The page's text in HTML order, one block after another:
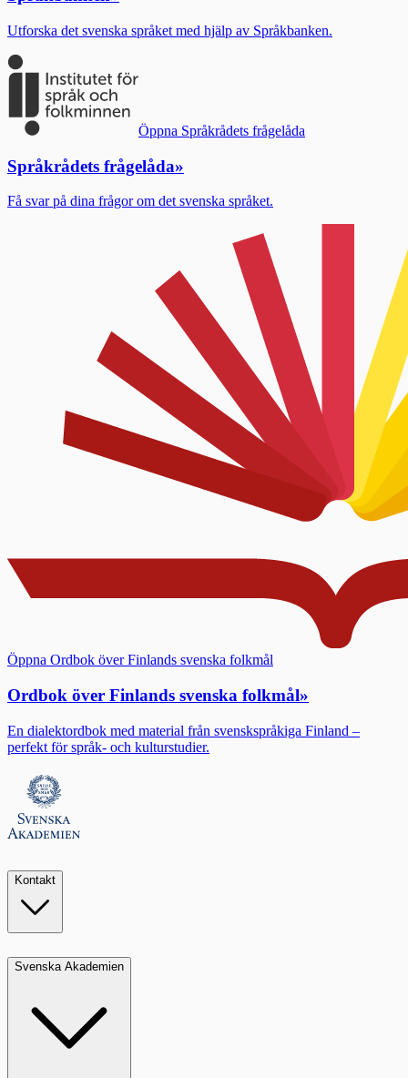
Utforska det svenska språket med hjälp av Språkbanken.
Öppna Språkrådets frågelåda
Språkrådets frågelåda»
Få svar på dina frågor om det svenska språket.
Öppna Ordbok över Finlands svenska folkmål
Ordbok över Finlands svenska folkmål»
En dialektordbok med material från svenskspråkiga Finland –
perfekt för språk- och kulturstudier.
Kontakt
Svenska Akademien